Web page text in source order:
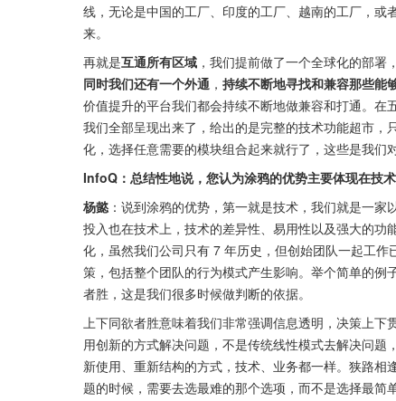
线，无论是中国的工厂、印度的工厂、越南的工厂，
来。
再就是互通所有区域 ，我们提前做了一个全球化的部署
同时我们还有一个外通 ， 持续不断地寻找和兼容那些能
价值提升的平台我们都会持续不断地做兼容和打通。
我们全部呈现出来了，给出的是完整的技术功能超市
化，选择任意需要的模块组合起来就行了，这些是我们
InfoQ：总结性地说，您认为涂鸦的优势主要体现在技
杨懿 ：说到涂鸦的优势，第一就是技术，我们就是一
投入也在技术上，技术的差异性、易用性以及强大的
化，虽然我们公司只有 7 年历史，但创始团队一起工
策，包括整个团队的行为模式产生影响。举个简单的
者胜，这是我们很多时候做判断的依据。
上下同欲者胜意味着我们非常强调信息透明，决策上
用创新的方式解决问题，不是传统线性模式去解决问
新使用、重新结构的方式，技术、业务都一样。狭路
题的时候，需要去选最难的那个选项，而不是选择最简